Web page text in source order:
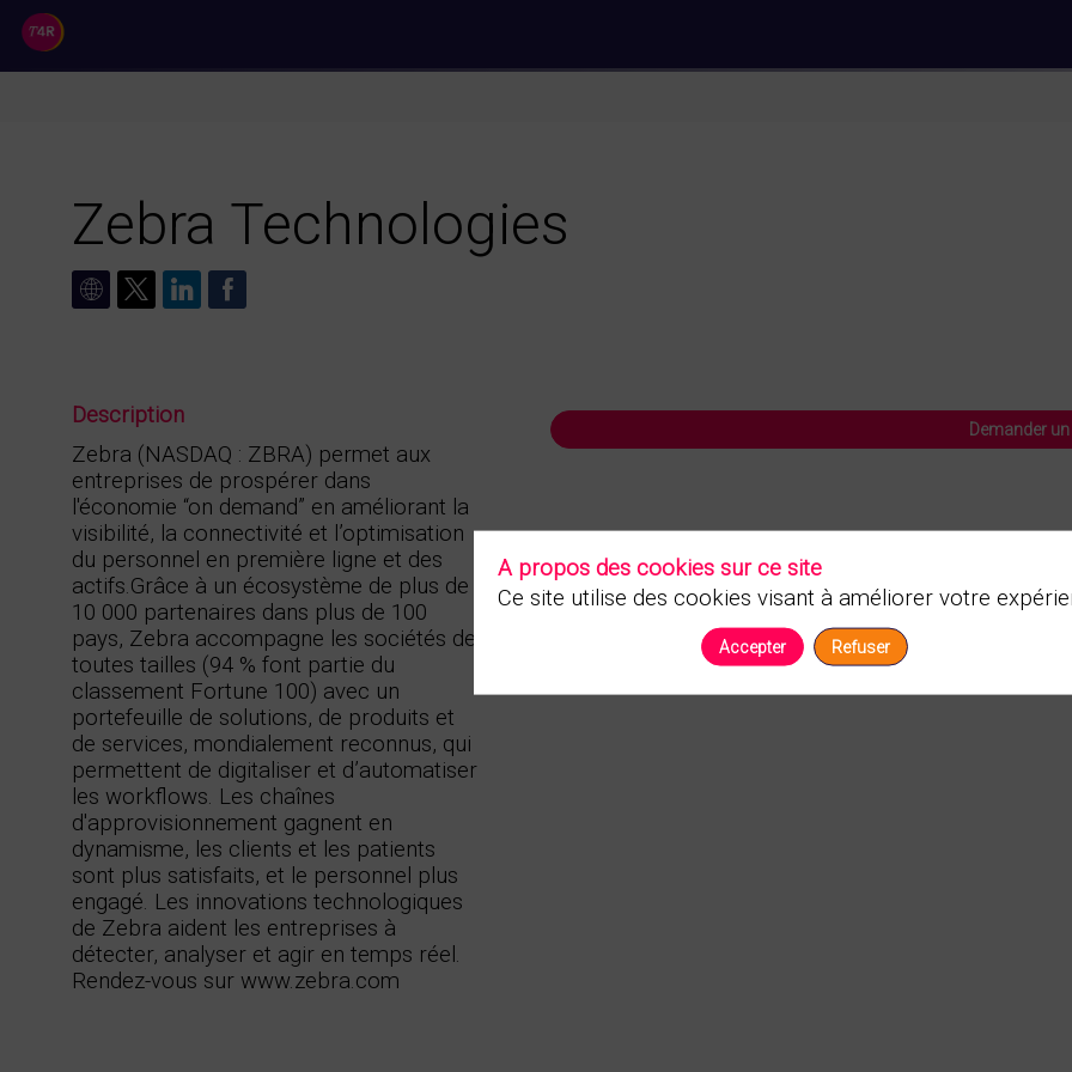
Zebra Technologies
Demander un
Description
Zebra (NASDAQ : ZBRA) permet aux
entreprises de prospérer dans
l'économie “on demand” en améliorant la
visibilité, la connectivité et l’optimisation
du personnel en première ligne et des
actifs.Grâce à un écosystème de plus de
10 000 partenaires dans plus de 100
pays, Zebra accompagne les sociétés de
toutes tailles (94 % font partie du
classement Fortune 100) avec un
portefeuille de solutions, de produits et
de services, mondialement reconnus, qui
permettent de digitaliser et d’automatiser
les workflows. Les chaînes
d'approvisionnement gagnent en
dynamisme, les clients et les patients
sont plus satisfaits, et le personnel plus
engagé. Les innovations technologiques
de Zebra aident les entreprises à
détecter, analyser et agir en temps réel.
Rendez-vous sur www.zebra.com
A propos des cookies sur ce site
Ce site utilise des cookies visant à améliorer votre
Accepter Refuser